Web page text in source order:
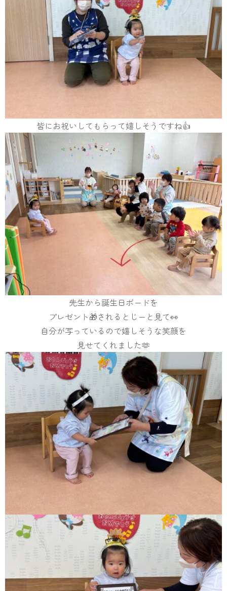
皆にお祝いしてもらって嬉しそうですね👍
先生から誕生日ボードを
プレゼント🎁されるとじーと見て👀
自分が写っているので嬉しそうな笑顔を
見せてくれました🫶